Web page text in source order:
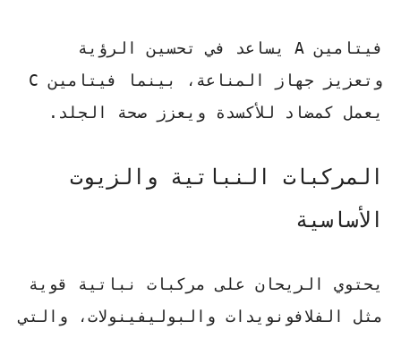
فيتامين A
يساعد في تحسين الرؤية
وتعزيز جهاز المناعة، بينما
فيتامين C
يعمل كمضاد للأكسدة ويعزز صحة الجلد.
المركبات النباتية والزيوت
الأساسية
يحتوي الريحان على مركبات نباتية قوية
مثل الفلافونويدات والبوليفينولات، والتي